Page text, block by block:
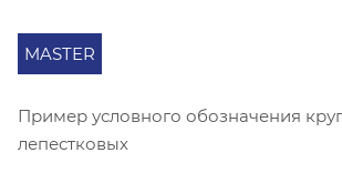
MASTER
Пример условного обозначения
лепестковых